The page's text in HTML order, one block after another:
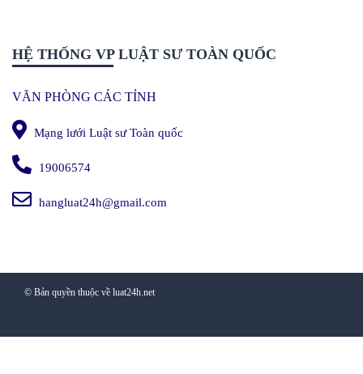
HỆ THỐNG VP LUẬT SƯ TOÀN QUỐC
VĂN PHÒNG CÁC TỈNH
Mạng lưới Luật sư Toàn quốc
19006574
hangluat24h@gmail.com
© Bản quyền thuộc về luat24h.net